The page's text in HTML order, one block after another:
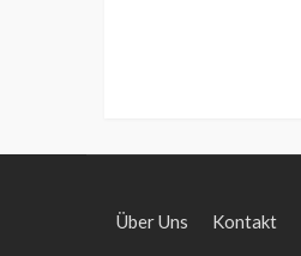
Über Uns Kontakt